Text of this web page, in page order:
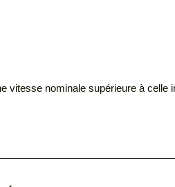
nominale supérieure à celle